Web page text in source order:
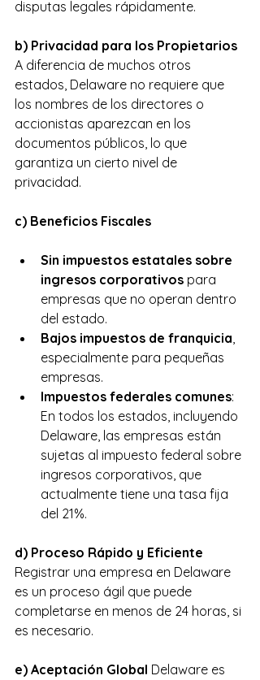
disputas legales rápidamente.
b) Privacidad para los Propietarios
A diferencia de muchos otros
estados, Delaware no requiere que
los nombres de los directores o
accionistas aparezcan en los
documentos públicos, lo que
garantiza un cierto nivel de
privacidad.
c) Beneficios Fiscales
Sin impuestos estatales sobre
ingresos corporativos para
empresas que no operan dentro
del estado.
Bajos impuestos de franquicia,
especialmente para pequeñas
empresas.
Impuestos federales comunes:
En todos los estados, incluyendo
Delaware, las empresas están
sujetas al impuesto federal sobre
ingresos corporativos, que
actualmente tiene una tasa fija
del 21%.
d) Proceso Rápido y Eficiente
Registrar una empresa en Delaware
es un proceso ágil que puede
completarse en menos de 24 horas, si
es necesario.
e) Aceptación Global Delaware es